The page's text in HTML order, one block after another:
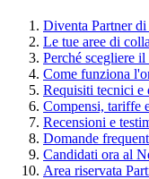
Diventa Partner
Le tue aree di
Perché scegliere
Come funziona
Requisiti tecnici e
Compensi, tariffe
Recensioni e
Domande
Candidati ora al
Area riservata